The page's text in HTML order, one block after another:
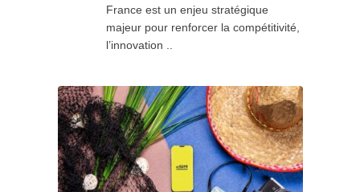
France est un enjeu stratégique
majeur pour renforcer la compétitivité,
l’innovation ..